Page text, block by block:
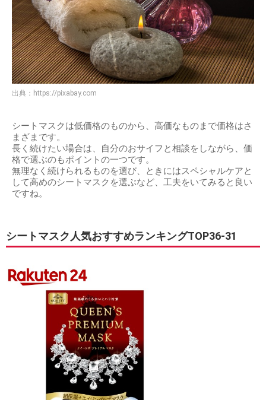
出典： https://pixabay.com
シートマスクは低価格のものから、高価なものまで価格はさ
まざまです。
長く続けたい場合は、自分のおサイフと相談をしながら、価
格で選ぶのもポイントの一つです。
無理なく続けられるものを選び、ときにはスペシャルケアと
して高めのシートマスクを選ぶなど、工夫をいてみると良い
ですね。
シートマスク人気おすすめランキングTOP36-31